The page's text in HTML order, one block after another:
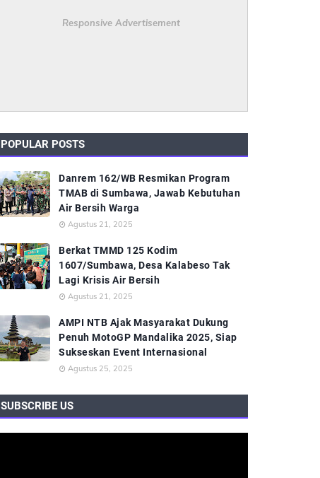
Responsive Advertisement
POPULAR POSTS
Danrem 162/WB Resmikan Program
TMAB di Sumbawa, Jawab Kebutuhan
Air Bersih Warga
Agustus 21, 2025
Berkat TMMD 125 Kodim
1607/Sumbawa, Desa Kalabeso Tak
Lagi Krisis Air Bersih
Agustus 21, 2025
AMPI NTB Ajak Masyarakat Dukung
Penuh MotoGP Mandalika 2025, Siap
Sukseskan Event Internasional
Agustus 25, 2025
SUBSCRIBE US